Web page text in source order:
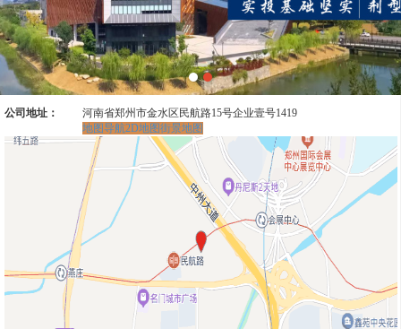
公司地址：
河南省郑州市金水区民航路15号企业壹号1419
地图导航2D地图街景地图